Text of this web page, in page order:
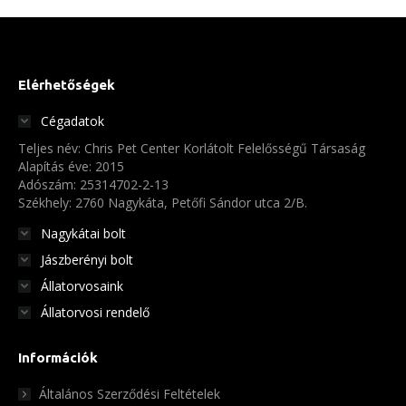
termékoldalon
termékoldalon
ki
Elérhetőségek
Cégadatok
Teljes név: Chris Pet Center Korlátolt Felelősségű Társaság
Alapítás éve: 2015
Adószám: 25314702-2-13
Székhely: 2760 Nagykáta, Petőfi Sándor utca 2/B.
Nagykátai bolt
Jászberényi bolt
Állatorvosaink
Állatorvosi rendelő
Információk
Általános Szerződési Feltételek